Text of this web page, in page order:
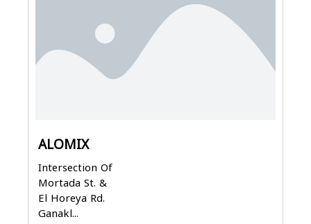
ALOMIX
Intersection Of
Mortada St. &
El Horeya Rd.
Ganakl...